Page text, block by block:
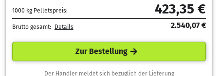
1000 kg Pelletspreis: 423,35 €
Brutto gesamt: Details 2.540,07 €
Zur Bestellung
Der Händler meldet sich bezüglich der Lieferung